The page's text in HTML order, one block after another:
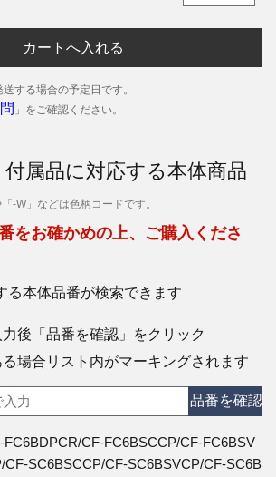
カートへ入れる
する場合の予定日です。
」をご確認ください。
属品に対応する本体商品
-W」などは色柄コードです。
をお確かめの上、ご購入くださ
る本体品番が検索できます
後「品番を確認」をクリック
る場合リスト内がマーキングされます
品番を確認
CF-FC6BSCCP/CF-FC6BSV
CF-SC6BSCCP/CF-SC6BSVCP/CF-SC6B